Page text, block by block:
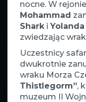
nocne. W
Mohammad
Shark i Yolanda
zwiedzając wrak
Uczestnicy
dwukrotnie
wraku Morza
Thistlegorm”,
muzeum II